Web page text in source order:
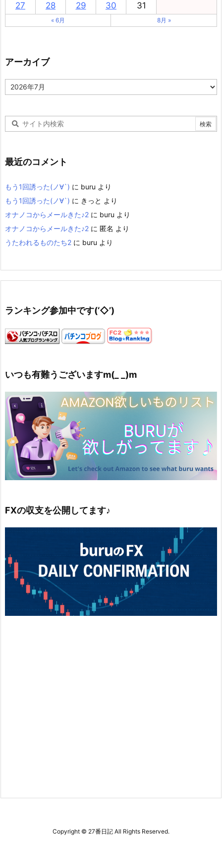
27
28 29 30 31
« 6月 8月 »
アーカイブ
ア
ー
最近のコメント
もう1回誘った(ノ∀`) に buru より
もう1回誘った(ノ∀`) に きっと より
オナノコからメールきた♪2 に buru より
オナノコからメールきた♪2 に 匿名 より
うたわれるものたち2 に buru より
ランキング参加中です(‘◇’)ゞ
いつも有難うございますm(_ _)m
FXの収支を公開してます♪
Copyright © 27番日記 All Rights Reserved.